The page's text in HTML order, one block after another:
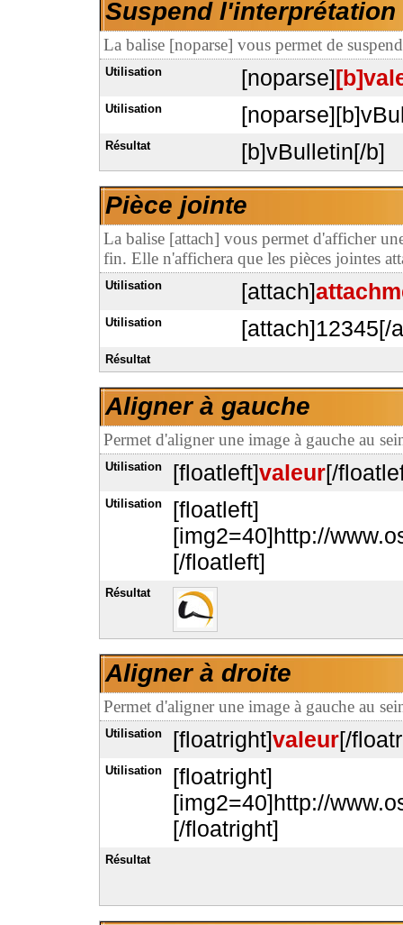
Suspend l'interprétation
La balise [noparse] vous permet de
Utilisation [noparse]
Utilisation
Résultat [b]vBulletin[/b]
Pièce jointe
La balise [attach] vous permet d'afficher
fin. Elle n'affichera que les pièces jointes
Utilisation [attach]
Utilisation [attach]12345[/
Résultat
Aligner à gauche
Permet d'aligner une image à gauche au
Utilisation [floatleft]valeur[/
Utilisation
[floatleft]
[img2=40]http://
[/floatleft]
Résultat
Aligner à droite
Permet d'aligner une image à gauche au
Utilisation [floatright]valeur[/
Utilisation
[floatright]
[img2=40]http://
[/floatright]
Résultat